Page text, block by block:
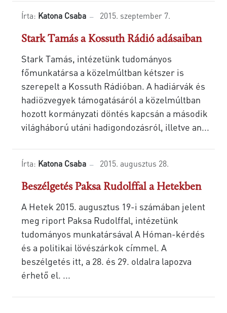
Írta: Katona Csaba 2015. szeptember 7.
Stark Tamás a Kossuth Rádió adásaiban
Stark Tamás, intézetünk tudományos
főmunkatársa a közelmúltban kétszer is
szerepelt a Kossuth Rádióban. A hadiárvák és
hadiözvegyek támogatásáról a közelmúltban
hozott kormányzati döntés kapcsán a második
világháború utáni hadigondozásról, illetve an...
Írta: Katona Csaba 2015. augusztus 28.
Beszélgetés Paksa Rudolffal a Hetekben
A Hetek 2015. augusztus 19-i számában jelent
meg riport Paksa Rudolffal, intézetünk
tudományos munkatársával A Hóman-kérdés
és a politikai lövészárkok címmel. A
beszélgetés itt, a 28. és 29. oldalra lapozva
érhető el. ...